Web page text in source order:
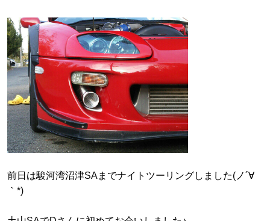
前日は駿河湾沼津SAまでナイトツーリングしました(ノ´∀
｀*)